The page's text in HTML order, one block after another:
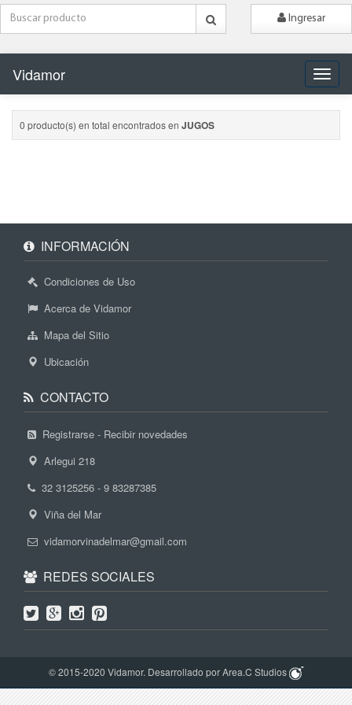
Ingresar
Vidamor
0 producto(s) en total encontrados en JUGOS
INFORMACIÓN
Condiciones de Uso
Acerca de Vidamor
Mapa del Sitio
Ubicación
CONTACTO
Registrarse - Recibir novedades
Arlegui 218
32 3125256 - 9 83287385
Viña del Mar
vidamorvinadelmar@gmail.com
REDES SOCIALES
© 2015-2020 Vidamor. Desarrollado por Area.C Studios